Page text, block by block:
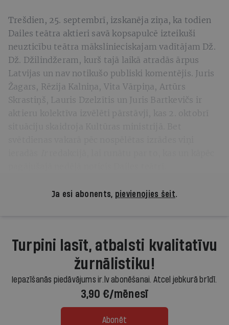
Trešdien, 25. septembrī, izskanēja ziņa, ka todien
Dailes teātra aktieri savā kopsapulcē izteikuši
neuzticību teātra mākslinieciskajam vadītājam Dž.
Dž. Džilindžeram, kurš tajā laikā atradās ārpus
Latvijas un nav notikušo publiski komentējis. Juris
Žagars, Rēzija Kalniņa, Vita Vārpiņa, Artūrs
Skrastiņš, Lauris Dzelzītis un Juris Bartkevičs ir
aktieru kolektīva izvēlēti pārstāvji, kas 2. oktobrī
Ja esi abonents, pievienojies šeit.
Turpini lasīt, atbalsti kvalitatīvu
žurnālistiku!
Iepazīšanās piedāvājums ir.lv abonēšanai. Atcel jebkurā brīdī.
3,90 €/mēnesī
Abonēt